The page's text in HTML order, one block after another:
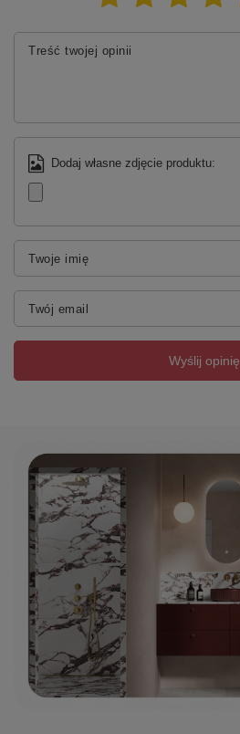
Treść twojej opinii
Dodaj własne zdjęcie produktu:
Twoje imię
Twój email
Wyślij opinię